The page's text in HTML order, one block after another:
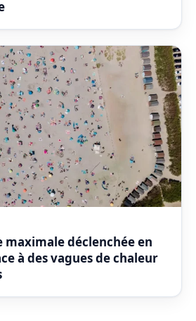
déclenchée en
à des vagues de chaleur